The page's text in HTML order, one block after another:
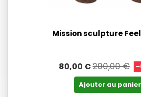
Mission sculpture
80,00 €200,00 €
Ajouter au panier